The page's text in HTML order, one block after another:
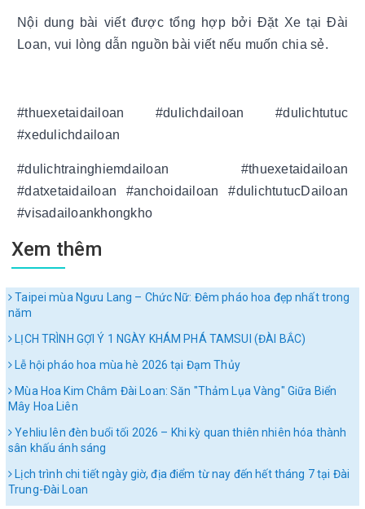
Nội dung bài viết được tổng hợp bởi Đặt Xe tại Đài
Loan, vui lòng dẫn nguồn bài viết nếu muốn chia sẻ.
#thuexetaidailoan #dulichdailoan #dulichtutuc
#xedulichdailoan
#dulichtrainghiemdailoan #thuexetaidailoan
#datxetaidailoan #anchoidailoan #dulichtutucDailoan
#visadailoankhongkho
Xem thêm
Taipei mùa Ngưu Lang – Chức Nữ: Đêm pháo hoa đẹp nhất trong
năm
LỊCH TRÌNH GỢI Ý 1 NGÀY KHÁM PHÁ TAMSUI (ĐÀI BẮC)
Lễ hội pháo hoa mùa hè 2026 tại Đạm Thủy
Mùa Hoa Kim Châm Đài Loan: Săn "Thảm Lụa Vàng" Giữa Biển
Mây Hoa Liên
Yehliu lên đèn buổi tối 2026 – Khi kỳ quan thiên nhiên hóa thành
sân khấu ánh sáng
Lịch trình chi tiết ngày giờ, địa điểm từ nay đến hết tháng 7 tại Đài
Trung-Đài Loan